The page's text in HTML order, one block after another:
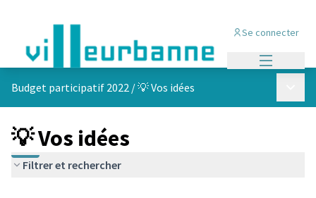
Se connecter
Budget participatif 2022 /💡 Vos idées
💡 Vos idées
Filtrer et rechercher